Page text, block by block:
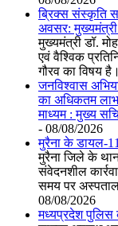
ब्रिक्स संस्कृति
अवसर: मुख्यमंत्री
मुख्यमंत्री डॉ.
एवं वैश्विक
गौरव का विषय
जनविश्वास
का अधिकतम लाभ
माध्यम : मुख्य
- 08/08/2026
मुरैना के डायल-
मुरैना जिले के
संवेदनशील
समय पर
08/08/2026
मध्यप्रदेश पुलिस